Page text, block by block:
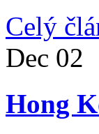
Celý
Dec 02
Hong